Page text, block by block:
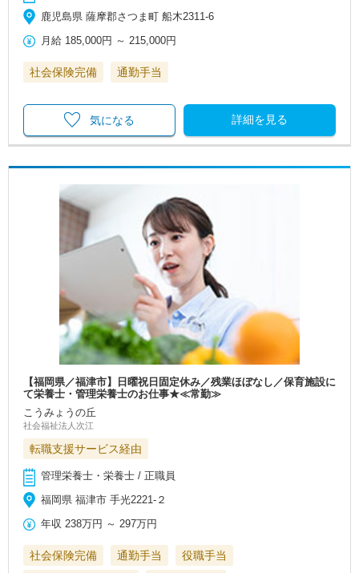
鹿児島県 薩摩郡さつま町 船木2311-6
月給 185,000円 ～215,000円
社会保険完備 通勤手当
詳細を見る
気になる
【福岡県／福津市】日曜祝日固定休み／残業ほぼなし／保育施設に
て栄養士・管理栄養士のお仕事★≪常勤≫
こうみょうの丘
社会福祉法人次江
転職支援サービス経由
管理栄養士・栄養士 / 正職員
福岡県 福津市 手光2221-２
年収 238万円 ～297万円
社会保険完備 通勤手当
役職手当